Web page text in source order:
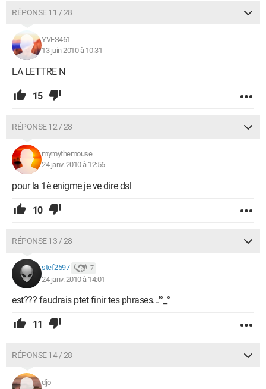
RÉPONSE 11 / 28
YVES461
13 juin 2010 à 10:31
LA LETTRE N
15
RÉPONSE 12 / 28
mymythemouse
24 janv. 2010 à 12:56
pour la 1è enigme je ve dire dsl
10
RÉPONSE 13 / 28
stef2597 7
24 janv. 2010 à 14:01
est??? faudrais ptet finir tes phrases...'°_°
11
RÉPONSE 14 / 28
djo